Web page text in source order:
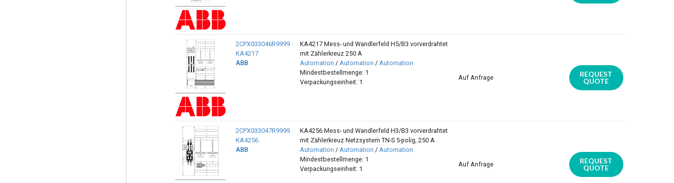
2CPX033046R9999
KA4217
ABB
KA4217 Mess- und Wandlerfeld H5/B3 vorverdrahtet
mit Zählerkreuz 250 A
Automation / Automation / Automation
Mindestbestellmenge: 1
Verpackungseinheit: 1
Auf Anfrage
REQUEST
QUOTE
2CPX033047R9999
KA4256
ABB
KA4256 Mess- und Wandlerfeld H3/B3 vorverdrahtet
mit Zählerkreuz Netzsystem TN-S 5-polig, 250 A
Automation / Automation / Automation
Mindestbestellmenge: 1
Verpackungseinheit: 1
Auf Anfrage
REQUEST
QUOTE